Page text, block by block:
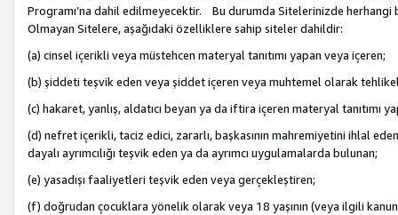
Programı’na dahil edilmeyecektir. Bu durumda Sitelerinizde herhangi
Olmayan Sitelere, aşağıdaki özelliklere sahip siteler dahildir:
(a) cinsel içerikli veya müstehcen materyal tanıtımı yapan veya içeren;
(b) şiddeti teşvik eden veya şiddet içeren veya muhtemel olarak
(c) hakaret, yanlış, aldatıcı beyan ya da iftira içeren materyal tanıtımı
(d) nefret içerikli, taciz edici, zararlı, başkasının mahremiyetini ihlal
dayalı ayrımcılığı teşvik eden ya da ayrımcı uygulamalarda bulunan;
(e) yasadışı faaliyetleri teşvik eden veya gerçekleştiren;
(f) doğrudan çocuklara yönelik olarak veya 18 yaşının (veya ilgili